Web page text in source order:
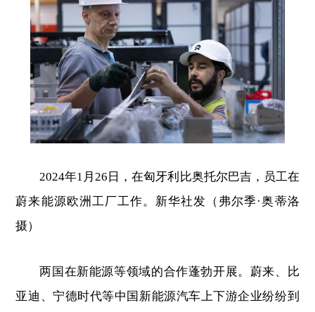
2024年1月26日，在匈牙利比奥托尔巴吉，员工在
蔚来能源欧洲工厂工作。新华社发（弗尔季·奥蒂洛
摄）
两国在新能源等领域的合作蓬勃开展。蔚来、比
亚迪、宁德时代等中国新能源汽车上下游企业纷纷到